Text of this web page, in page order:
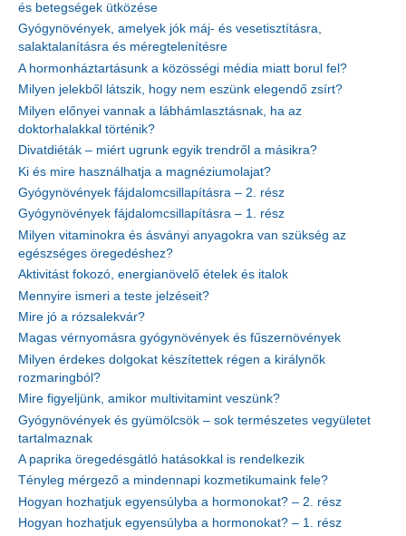
és betegségek ütközése
Gyógynövények, amelyek jók máj- és vesetisztításra,
salaktalanításra és méregtelenítésre
A hormonháztartásunk a közösségi média miatt borul fel?
Milyen jelekből látszik, hogy nem eszünk elegendő zsírt?
Milyen előnyei vannak a lábhámlasztásnak, ha az
doktorhalakkal történik?
Divatdiéták – miért ugrunk egyik trendről a másikra?
Ki és mire használhatja a magnéziumolajat?
Gyógynövények fájdalomcsillapításra – 2. rész
Gyógynövények fájdalomcsillapításra – 1. rész
Milyen vitaminokra és ásványi anyagokra van szükség az
egészséges öregedéshez?
Aktivitást fokozó, energianövelő ételek és italok
Mennyire ismeri a teste jelzéseit?
Mire jó a rózsalekvár?
Magas vérnyomásra gyógynövények és fűszernövények
Milyen érdekes dolgokat készítettek régen a királynők
rozmaringból?
Mire figyeljünk, amikor multivitamint veszünk?
Gyógynövények és gyümölcsök – sok természetes vegyületet
tartalmaznak
A paprika öregedésgátló hatásokkal is rendelkezik
Tényleg mérgező a mindennapi kozmetikumaink fele?
Hogyan hozhatjuk egyensúlyba a hormonokat? – 2. rész
Hogyan hozhatjuk egyensúlyba a hormonokat? – 1. rész